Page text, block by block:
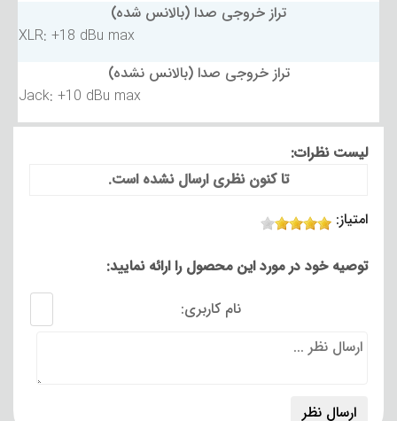
تراز خروجی صدا (بالانس شده)
XLR: +18 dBu max
تراز خروجی صدا (بالانس نشده)
Jack: +10 dBu max
لیست نظرات:
تا کنون نظری ارسال نشده است.
امتیاز:
توصیه خود در مورد این محصول را ارائه نمایید:
نام کاربری: